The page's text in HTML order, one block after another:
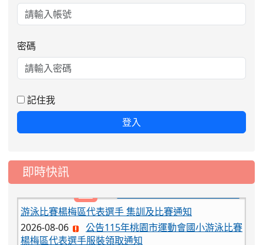
密碼
記住我
登入
即時快訊
2026-08-06
公告115年桃園市運動會國小游泳比賽
楊梅區代表選手服裝領取通知
2026-08-05
重要
115學年度課後照顧服務班教